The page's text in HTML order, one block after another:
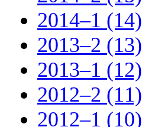
2014–1 (14)
2013–2 (13)
2013–1 (12)
2012–2 (11)
2012–1 (10)